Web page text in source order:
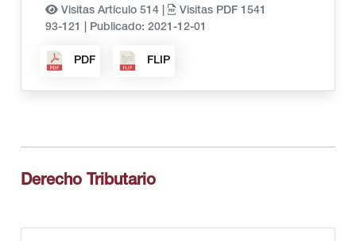
Visitas Artículo 514 |
Visitas PDF 1541
93-121
Publicado: 2021-12-01
PDF FLIP
Derecho Tributario